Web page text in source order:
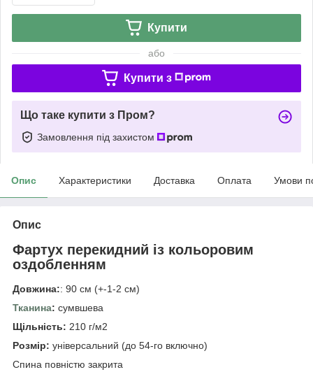
Купити
або
Купити з
Що таке купити з Пром?
Замовлення під захистом
Опис Характеристики Доставка Оплата Умови
Опис
Фартух перекидний із кольоровим
оздобленням
Довжина:: 90 см (+-1-2 см)
Тканина: сумвшева
Щільність: 210 г/м2
Розмір: універсальний (до 54-го включно)
Спина повністю закрита